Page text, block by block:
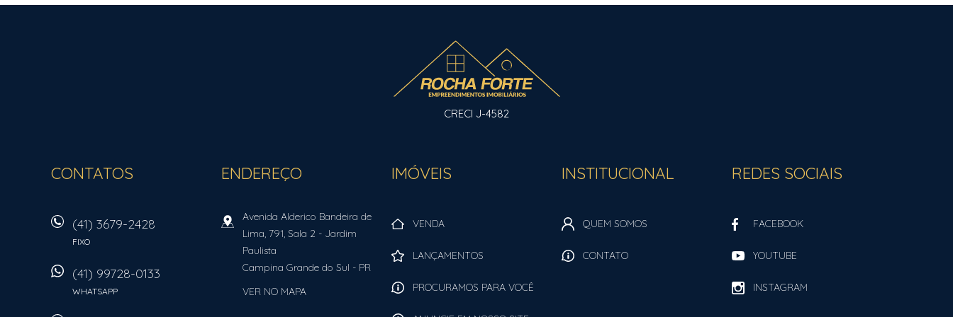
CRECI J-4582
CONTATOS
(41) 3679-2428
FIXO
(41) 99728-0133
WHATSAPP
ENDEREÇO
Avenida Alderico Bandeira de
Lima, 791, Sala 2 - Jardim
Paulista
Campina Grande do Sul - PR
VER NO MAPA
IMÓVEIS
VENDA
LANÇAMENTOS
PROCURAMOS PARA VOCÊ
INSTITUCIONAL
QUEM SOMOS
CONTATO
REDES SOCIAIS
FACEBOOK
YOUTUBE
INSTAGRAM